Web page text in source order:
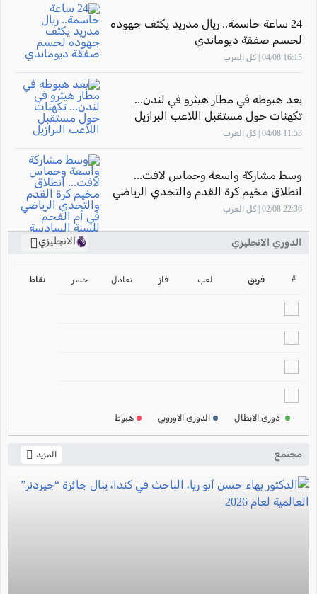
24 ساعة حاسمة.. ريال مدريد يكثف جهوده
لحسم صفقة ديوماندي
16:15 04/08 | كل العرب
بعد هبوطه في مطار هيثرو في لندن...
تكهنات حول مستقبل اللاعب البرازيل
"فينيسيوس جونيور"
11:53 04/08 | كل العرب
وسط مشاركة واسعة وحماس لافت...
انطلاق مخيم كرة القدم والتحدي الرياضي
في أم الفحم للسنة السادسة على التوالي
22:36 02/08 | كل العرب
الدوري الانجليزي
الانجليزي
2024-2025
ترتيب الدوري الايطالي
# فريق لعب فاز تعادل خسر نقاط
دوري الابطال الدوري الاوروبي هبوط
مجتمع المزيد